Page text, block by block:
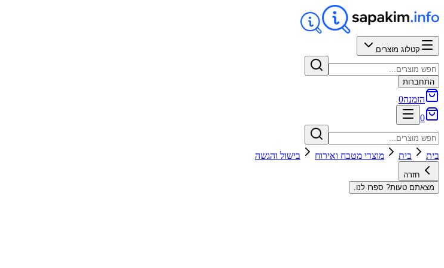
קטלוג מוצרים
התחברות
הזמנה0
0
בית בית מוצרי מטבח ואירוח בישול והגשה
חזרה
מצאתם טעות? ספרו לנו.